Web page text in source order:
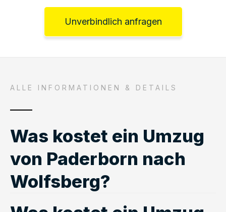
Unverbindlich anfragen
ALLE INFORMATIONEN & DETAILS
Was kostet ein Umzug
von Paderborn nach
Wolfsberg?